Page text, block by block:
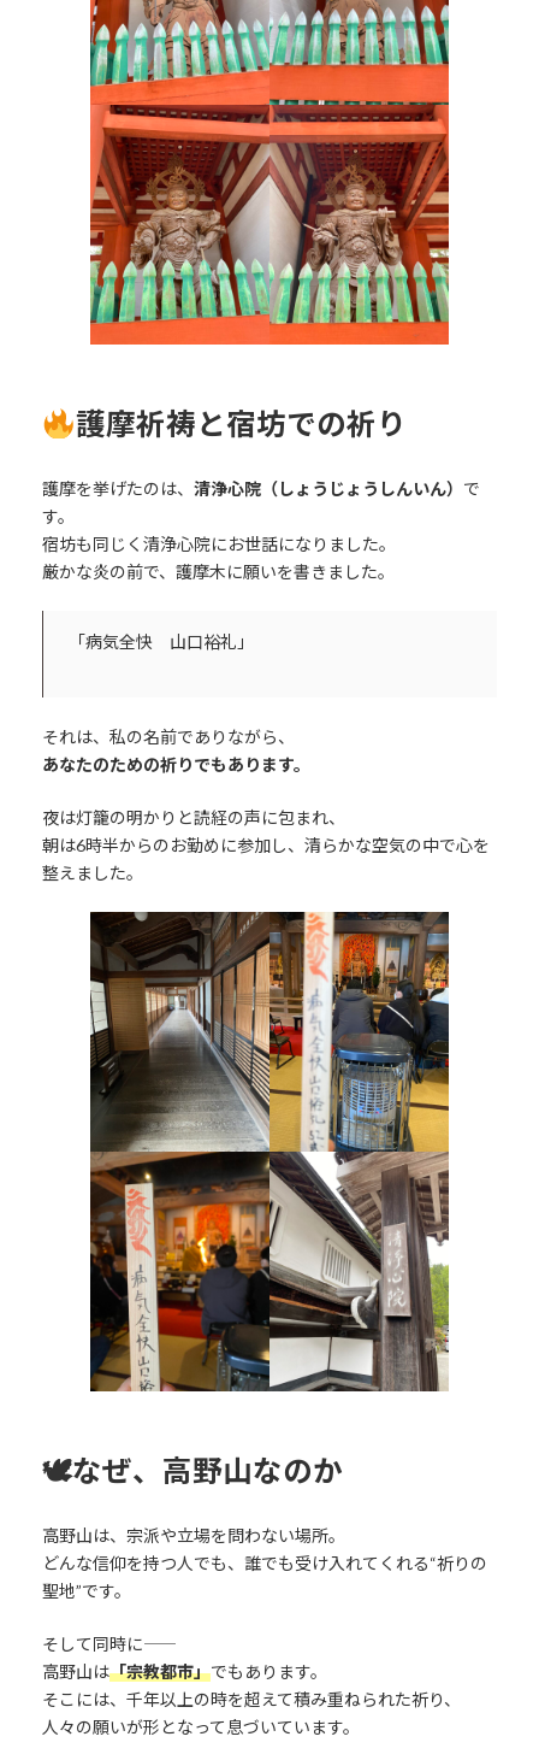
護摩祈祷と宿坊での祈り
護摩を挙げたのは、 清浄心院（しょうじょうしんいん） で
す。
宿坊も同じく清浄心院にお世話になりました。
厳かな炎の前で、護摩木に願いを書きました。
「病気全快 山口裕礼」
それは、私の名前でありながら、
あなたのための祈りでもあります。
夜は灯籠の明かりと読経の声に包まれ、
朝は6時半からのお勤めに参加し、清らかな空気の中で心を
整えました。
🕊なぜ、高野山なのか
高野山は、宗派や立場を問わない場所。
どんな信仰を持つ人でも、誰でも受け入れてくれる“祈りの
聖地”です。
そして同時に――
高野山は「宗教都市」でもあります。
そこには、千年以上の時を超えて積み重ねられた祈り、
人々の願いが形となって息づいています。